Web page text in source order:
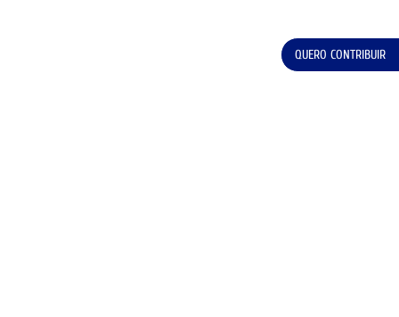
QUERO CONTRIBUIR